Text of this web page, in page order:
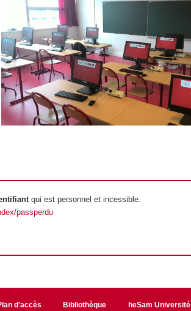
qui est personnel et incessible.
passperdu
d'accès Bibliothèque heSam Université